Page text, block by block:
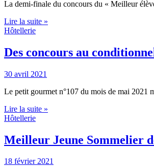
La demi-finale du concours du « Meilleur
Lire la suite »
Hôtellerie
Des concours au
30 avril 2021
Le petit gourmet n°107 du mois de mai 2021
Lire la suite »
Hôtellerie
Meilleur Jeune Sommelier
18 février 2021